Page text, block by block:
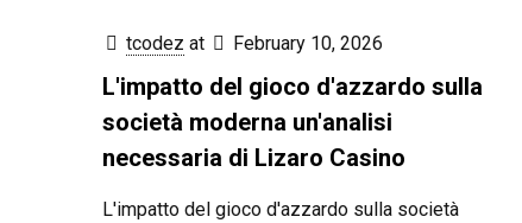
tcodez at February 10, 2026
L'impatto del gioco d'azzardo sulla
società moderna un'analisi
necessaria di Lizaro Casino
L'impatto del gioco d'azzardo sulla società